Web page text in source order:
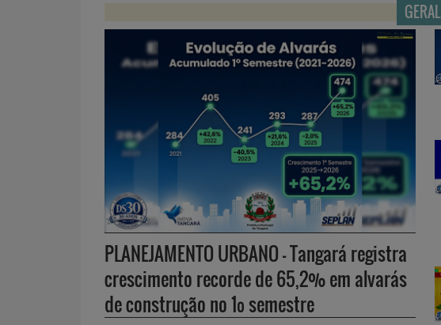
GERAL
PLANEJAMENTO URBANO - Tangará registra
crescimento recorde de 65,2% em alvarás
de construção no 1º semestre